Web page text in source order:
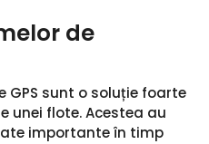
de
GPS sunt o soluție foarte
unei flote. Acestea au
importante în timp